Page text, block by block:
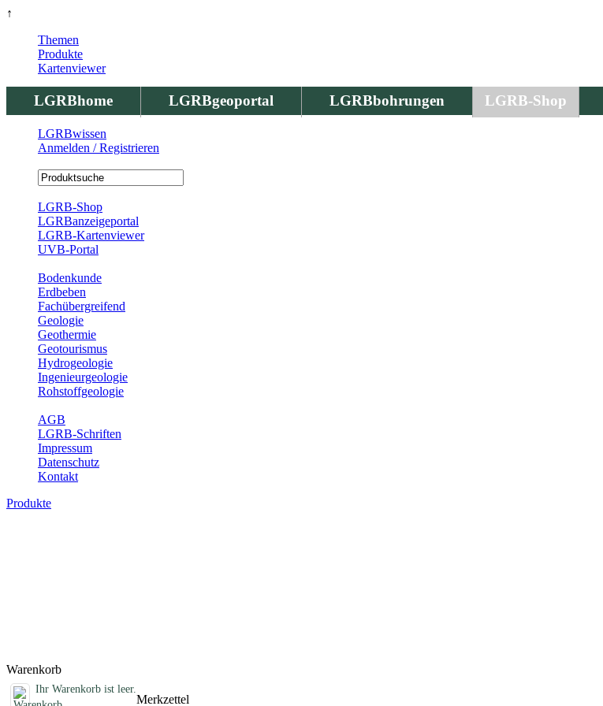
↑
LGRBhome LGRBgeoportal LGRBbohrungen LGRB-Shop
Themen
Produkte
Kartenviewer
LGRBwissen
Anmelden / Registrieren
LGRB-Shop
LGRBanzeigeportal
LGRB-Kartenviewer
UVB-Portal
Bodenkunde
Erdbeben
Fachübergreifend
Geologie
Geothermie
Geotourismus
Hydrogeologie
Ingenieurgeologie
Rohstoffgeologie
AGB
LGRB-Schriften
Impressum
Datenschutz
Kontakt
Produkte
Warenkorb
Ihr Warenkorb ist leer.
Merkzettel